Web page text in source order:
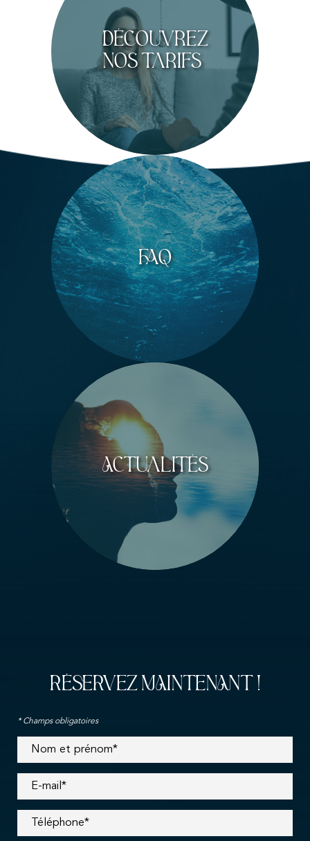
découvrez
nos tarifs
FAQ
Actualités
RÉSERVEZ MAINTENANT !
* Champs obligatoires
Nom et prénom*
E-mail*
Téléphone*